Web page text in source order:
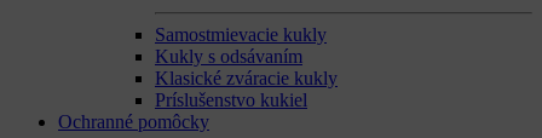
Samostmievacie kukly
Kukly s odsávaním
Klasické zváracie kukly
Príslušenstvo kukiel
Ochranné pomôcky